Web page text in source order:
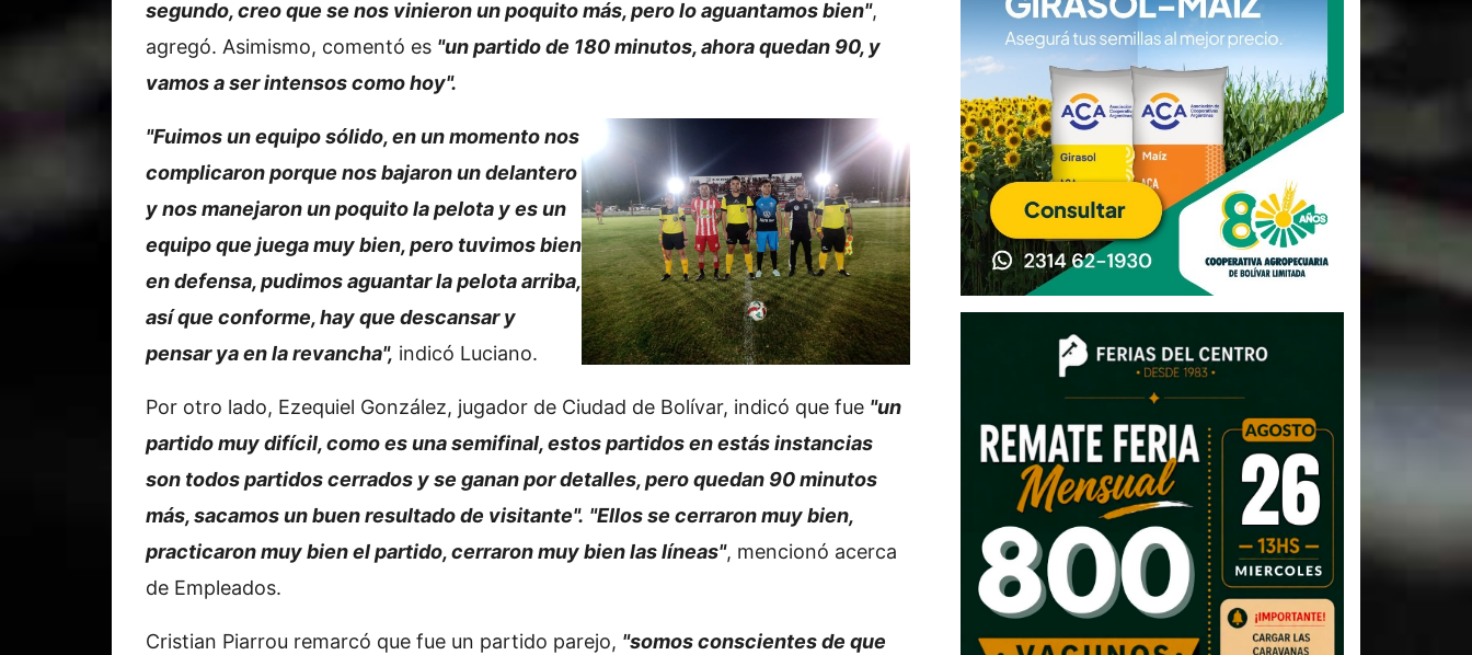
segundo, creo que se nos vinieron un poquito más, pero lo aguantamos bien",
agregó. Asimismo, comentó es "un partido de 180 minutos, ahora quedan 90, y
vamos a ser intensos como hoy".
"Fuimos un equipo sólido, en un momento nos
complicaron porque nos bajaron un delantero
y nos manejaron un poquito la pelota y es un
equipo que juega muy bien, pero tuvimos bien
en defensa, pudimos aguantar la pelota arriba,
así que conforme, hay que descansar y
pensar ya en la revancha", indicó Luciano.
Por otro lado, Ezequiel González, jugador de Ciudad de Bolívar, indicó que fue "un
partido muy difícil, como es una semifinal, estos partidos en estás instancias
son todos partidos cerrados y se ganan por detalles, pero quedan 90 minutos
más, sacamos un buen resultado de visitante". "Ellos se cerraron muy bien,
practicaron muy bien el partido, cerraron muy bien las líneas", mencionó acerca
de Empleados.
Cristian Piarrou remarcó que fue un partido parejo, "somos conscientes de que